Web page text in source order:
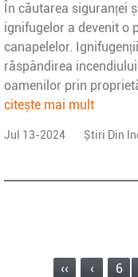
În căutarea siguranței
ignifugelor a devenit o
canapelelor.
răspândirea
oamenilor prin
citește mai mult
Jul 13-2024 Știri Din
‹‹ ‹ 6